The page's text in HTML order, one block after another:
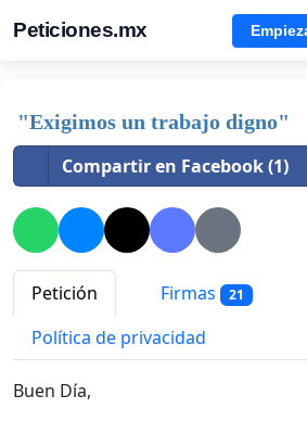
Peticiones.mx
"Exigimos un trabajo digno"
Compartir en Facebook (1)
Petición Firmas 21
Política de privacidad
Buen Día,